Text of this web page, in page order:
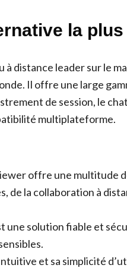
la
distance leader sur le
Il offre une large
de session, le
multiplateforme.
offre une multitude
de la collaboration à
une solution fiable et
et sa simplicité